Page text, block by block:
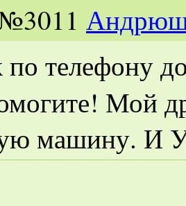
по телефону
Мой
машину.